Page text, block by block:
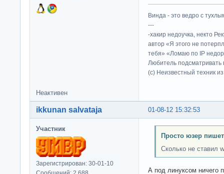
Винда - это ведро с
---
-хакир недоучка, некто
автор «Я этого не
тебя» «Ломаю по IP
Любитель подсматривать
(c) Неизвестный техник
Неактивен
01-08-12 15:32:53
ikkunan salvataja
Участник
Зарегистрирован: 30-01-10
Просто юзер
Сколько не ставил
А под линуксом ничего